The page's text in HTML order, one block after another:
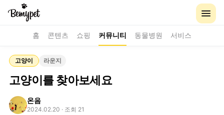
홈 콘텐츠 쇼핑 커뮤니티 동물병원 서비스
고양이 라운지
고양이를 찾아보세요
온음
2024.02.20 · 조회 21